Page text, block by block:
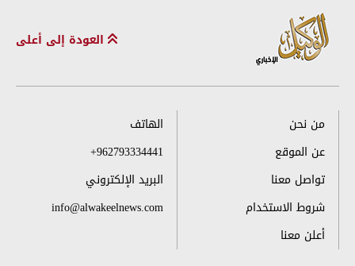
العودة إلى أعلى
من نحن
عن الموقع
تواصل معنا
شروط الاستخدام
أعلن معنا
الهاتف
+962793334441
البريد الإلكتروني
info@alwakeelnews.com